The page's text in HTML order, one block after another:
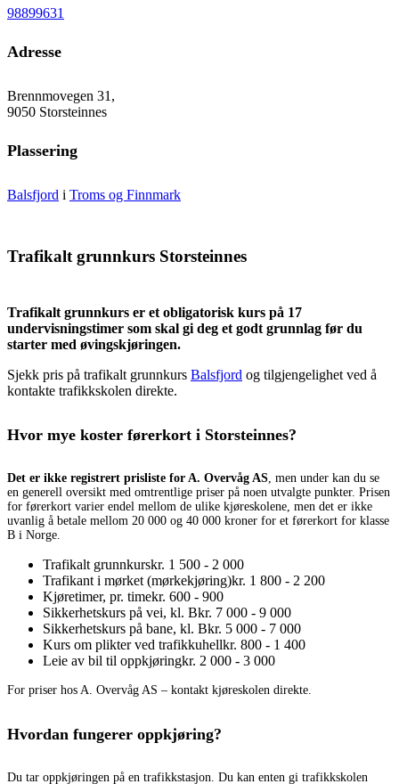
98899631
Adresse
Brennmovegen 31,
9050 Storsteinnes
Plassering
Balsfjord i Troms og Finnmark
Trafikalt grunnkurs Storsteinnes
Trafikalt grunnkurs er et obligatorisk kurs på 17
undervisningstimer som skal gi deg et godt grunnlag før du
starter med øvingskjøringen.
Sjekk pris på trafikalt grunnkurs Balsfjord og tilgjengelighet ved å
kontakte trafikkskolen direkte.
Hvor mye koster førerkort i Storsteinnes?
Det er ikke registrert prisliste for A. Overvåg AS, men under kan du se
en generell oversikt med omtrentlige priser på noen utvalgte punkter. Prisen
for førerkort varier endel mellom de ulike kjøreskolene, men det er ikke
uvanlig å betale mellom 20 000 og 40 000 kroner for et førerkort for klasse
B i Norge.
Trafikalt grunnkurskr. 1 500 - 2 000
Trafikant i mørket (mørkekjøring)kr. 1 800 - 2 200
Kjøretimer, pr. timekr. 600 - 900
Sikkerhetskurs på vei, kl. Bkr. 7 000 - 9 000
Sikkerhetskurs på bane, kl. Bkr. 5 000 - 7 000
Kurs om plikter ved trafikkuhellkr. 800 - 1 400
Leie av bil til oppkjøringkr. 2 000 - 3 000
For priser hos A. Overvåg AS – kontakt kjøreskolen direkte.
Hvordan fungerer oppkjøring?
Du tar oppkjøringen på en trafikkstasjon. Du kan enten gi trafikkskolen